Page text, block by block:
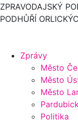
ZPRAVODAJSKÝ
PODHŮŘÍ
Zprávy
Město
Město
Město
Politika